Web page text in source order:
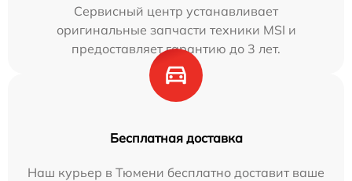
Сервисный центр устанавливает
оригинальные запчасти техники MSI и
предоставляет гарантию до 3 лет.
Бесплатная доставка
Наш курьер в Тюмени бесплатно доставит ваше